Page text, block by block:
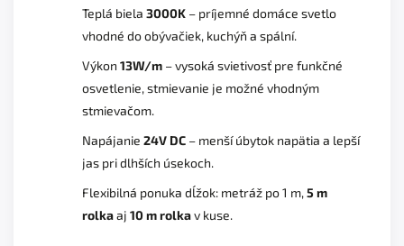
Teplá biela 3000K – príjemné domáce svetlo
vhodné do obývačiek, kuchýň a spální.
Výkon 13W/m – vysoká svietivosť pre funkčné
osvetlenie, stmievanie je možné vhodným
stmievačom.
Napájanie 24V DC – menší úbytok napätia a lepší
jas pri dlhších úsekoch.
Flexibilná ponuka dĺžok: metráž po 1 m,5 m
rolkaaj 10 m rolkav kuse.